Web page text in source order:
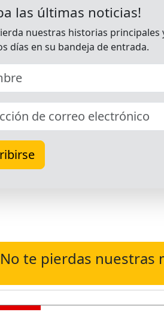
No te pierdas nuestras